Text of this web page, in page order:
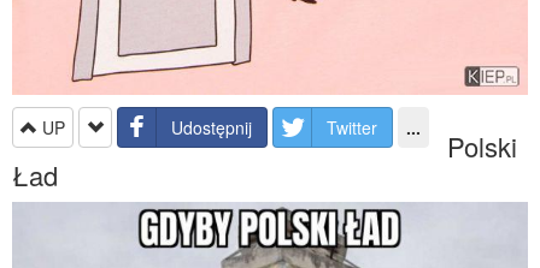
UP Udostępnij Twitter ... Polski
Ład